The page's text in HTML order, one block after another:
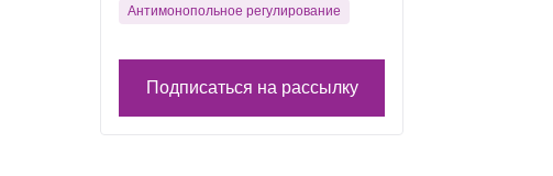
Français
Português
Антимонопольное регулирование
Подписаться на рассылку